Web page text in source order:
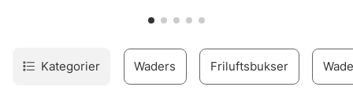
Kategorier Waders Friluftsbukser